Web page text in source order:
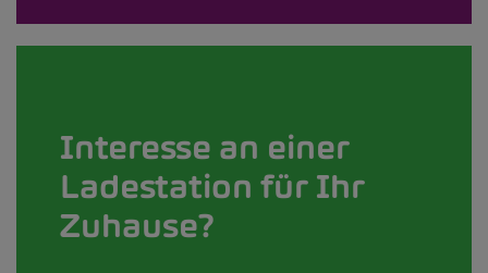
Interesse an einer
Ladestation für Ihr
Zuhause?